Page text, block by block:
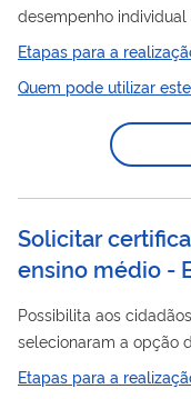
desempenho
certificado de nível
ele serve para: acessar as universidades no Brasil (Sisu e
Prouni) e em Portugal (
financiamento e apoio
também pode fazer o
Etapas para a
Quem pode utilizar
Solicitar
ensino médio -
Possibilita aos cidadãos
selecionaram a opção
do ensino médio, na
Etapas para a